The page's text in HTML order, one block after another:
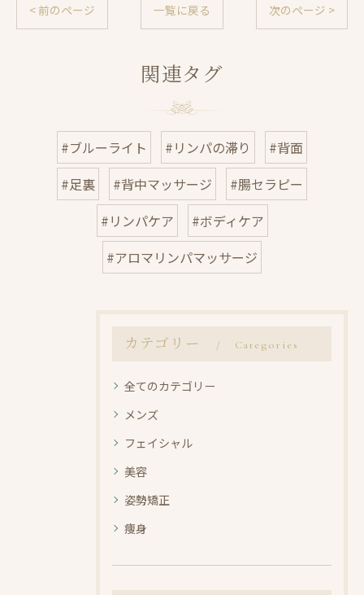
< 前のページ 一覧に戻る 次のページ >
関連タグ
#ブルーライト #リンパの滞り
#背面
#足裏
#背中マッサージ
#腸セラピー
#リンパケア
#ボディケア
#アロマリンパマッサージ
カテゴリー Categories
全てのカテゴリー
メンズ
フェイシャル
美容
姿勢矯正
痩身